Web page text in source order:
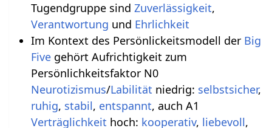
Tugendgruppe sind Zuverlässigkeit,
Verantwortung und Ehrlichkeit
Im Kontext des Persönlickeitsmodell der Big
Fivegehört Aufrichtigkeit zum
Persönlichkeitsfaktor N0
Neurotizismus/Labilität niedrig: selbstsicher,
ruhig, stabil, entspannt, auch A1
Verträglichkeit hoch: kooperativ, liebevoll,